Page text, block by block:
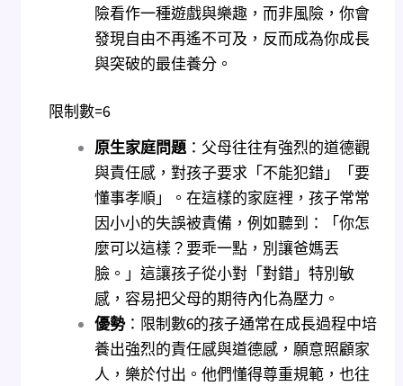
險看作一種遊戲與樂趣，而非風險，你會
發現自由不再遙不可及，反而成為你成長
與突破的最佳養分。
限制數=6
原生家庭問題：父母往往有強烈的道德觀
與責任感，對孩子要求「不能犯錯」「要
懂事孝順」。在這樣的家庭裡，孩子常常
因小小的失誤被責備，例如聽到：「你怎
麼可以這樣？要乖一點，別讓爸媽丟
臉。」這讓孩子從小對「對錯」特別敏
感，容易把父母的期待內化為壓力。
優勢：限制數6的孩子通常在成長過程中培
養出強烈的責任感與道德感，願意照顧家
人，樂於付出。他們懂得尊重規範，也往